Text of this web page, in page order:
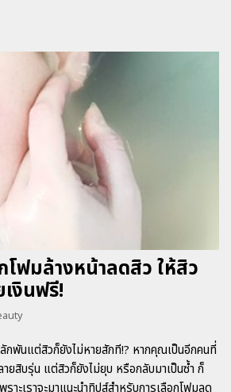
โฟมล้างหน้าลดสิว ให้สิว
เงินฟรี!
กพันแต่สิวก็ยังไม่หายสักที!? หากคุณเป็นอีกคนที่
ยสิบรุ่น แต่สิวก็ยังไม่ยุบ หรือกลับมาเป็นซ้ำ ก็